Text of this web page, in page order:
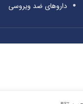
داروهای ضد ویروسی